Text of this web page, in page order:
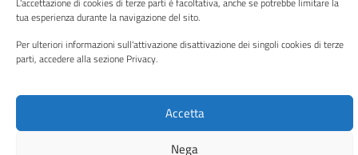
tua esperienza durante la navigazione del sito.
Per ulteriori informazioni sull'attivazione disattivazione dei singoli cookies di terze
parti, accedere alla sezione Privacy.
Accetta
Nega
Media policy
Mappa del sito
Copyright © 2026 - Città di Palermo •